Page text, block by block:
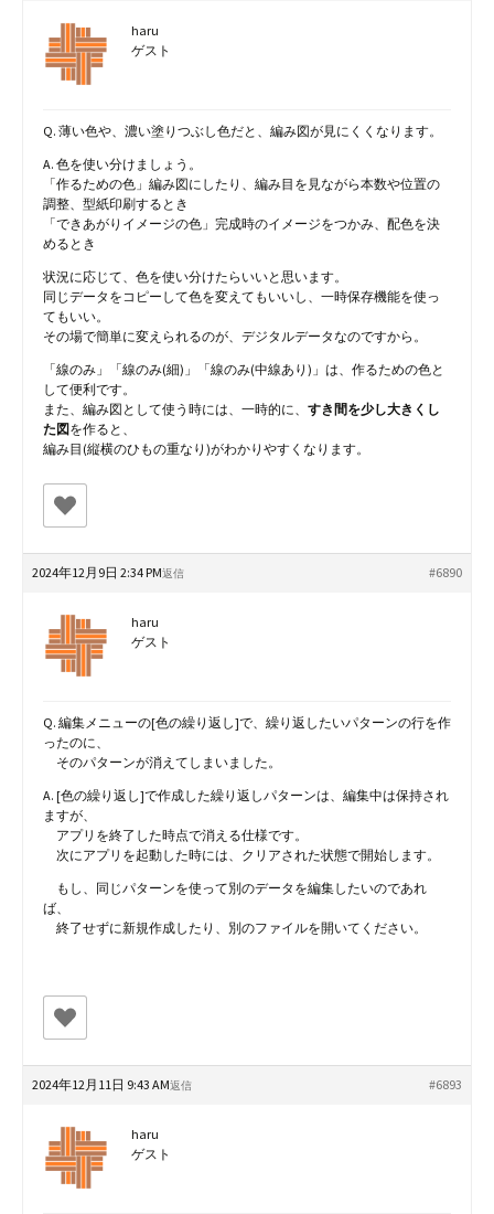
haru
ゲスト
Q. 薄い色や、濃い塗りつぶし色だと、編み図が見にくくなります。
A. 色を使い分けましょう。
「作るための色」編み図にしたり、編み目を見ながら本数や位置の
調整、型紙印刷するとき
「できあがりイメージの色」完成時のイメージをつかみ、配色を決
めるとき
状況に応じて、色を使い分けたらいいと思います。
同じデータをコピーして色を変えてもいいし、一時保存機能を使っ
てもいい。
その場で簡単に変えられるのが、デジタルデータなのですから。
「線のみ」「線のみ(細)」「線のみ(中線あり)」は、作るための色と
して便利です。
また、編み図として使う時には、一時的に、 すき間を少し大きくし
た図を作ると、
編み目(縦横のひもの重なり)がわかりやすくなります。
2024年12月9日 2:34 PM #6890
返信
haru
ゲスト
Q. 編集メニューの[色の繰り返し]で、繰り返したいパターンの行を作
ったのに、
そのパターンが消えてしまいました。
A. [色の繰り返し]で作成した繰り返しパターンは、編集中は保持され
ますが、
アプリを終了した時点で消える仕様です。
次にアプリを起動した時には、クリアされた状態で開始します。
もし、同じパターンを使って別のデータを編集したいのであれ
ば、
終了せずに新規作成したり、別のファイルを開いてください。
2024年12月11日 9:43 AM #6893
返信
haru
ゲスト